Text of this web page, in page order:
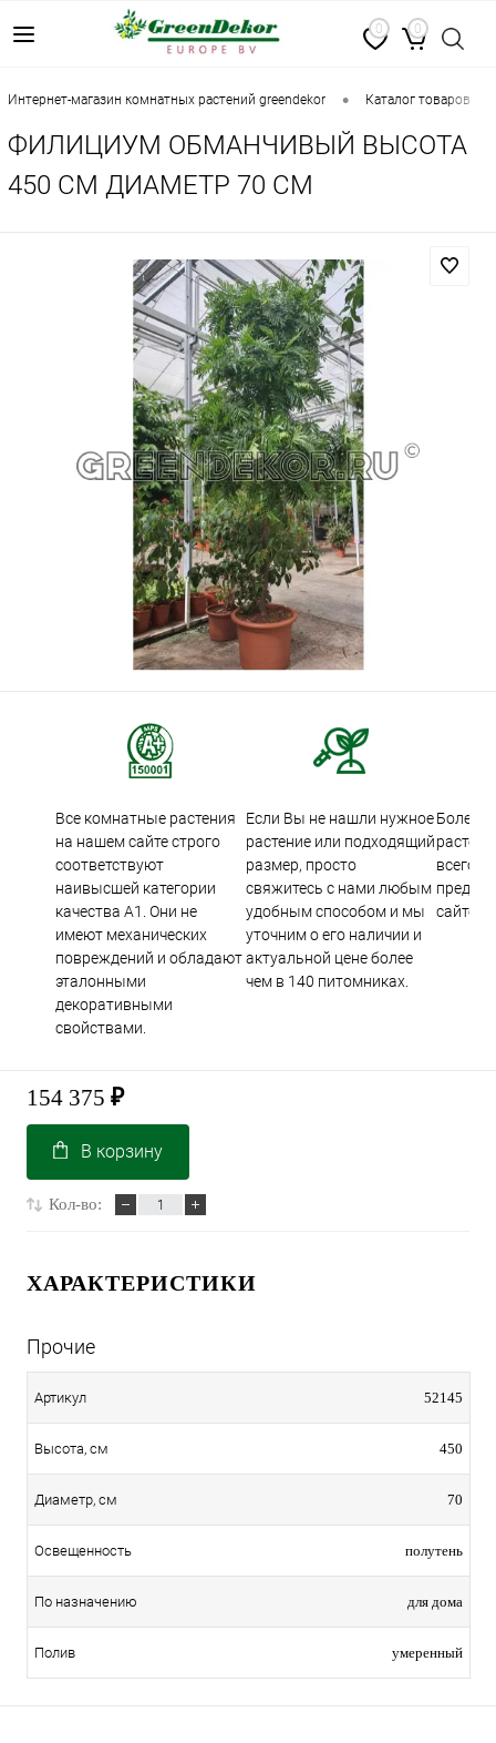
0 0
интернет-магазин комнатных растений greendekor • каталог товаров
ФИЛИЦИУМ ОБМАНЧИВЫЙ ВЫСОТА
450 СМ ДИАМЕТР 70 СМ
Все комнатные растения
на нашем сайте строго
соответствуют
наивысшей категории
качества А1. Они не
имеют механических
повреждений и обладают
эталонными
декоративными
свойствами.
Если Вы не нашли нужное
растение или подходящий
размер, просто
свяжитесь с нами любым
удобным способом и мы
уточним о его наличии и
актуальной цене более
чем в 140 питомниках.
Более
всего
сайте.
154 375 ₽
В корзину
Кол-во:
ХАРАКТЕРИСТИКИ
Прочие
Артикул 52145
Высота, см 450
Диаметр, см 70
Освещенность полутень
По назначению для дома
Полив умеренный